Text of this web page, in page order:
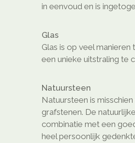
in eenvoud en is
Glas
Glas is op veel
een unieke uitstraling te
Natuursteen
Natuursteen is
grafstenen. De
combinatie met een
heel persoonlijk